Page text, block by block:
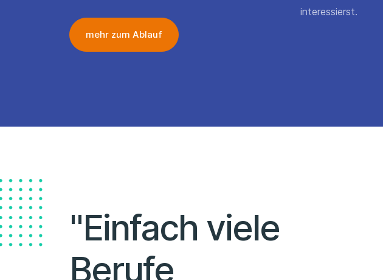
mehr zum Ablauf
interessierst.
"Einfach viele
Berufe